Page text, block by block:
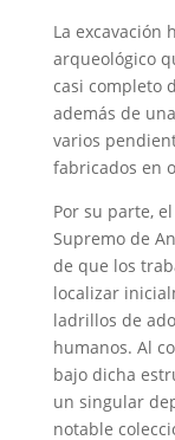
La excavación
arqueológico
casi completo
además de
varios
fabricados en
Por su parte,
Supremo de
de que los
localizar
ladrillos de
humanos. Al
bajo dicha
un singular
notable